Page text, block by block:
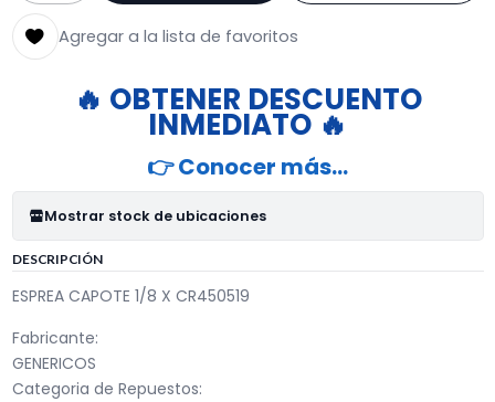
Agregar a la lista de favoritos
🔥 OBTENER DESCUENTO
INMEDIATO 🔥
👉 Conocer más…
Mostrar stock de ubicaciones
DESCRIPCIÓN
ESPREA CAPOTE 1/8 X CR450519
Fabricante:
GENERICOS
Categoria de Repuestos: